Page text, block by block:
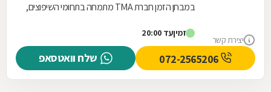
יצירת קשר
במבחן הזמן חברת TMA מתמחה בתחומי השיפוצים,
עשרות שנים...
זמיןעד 20:00
שלח וואטסאפ